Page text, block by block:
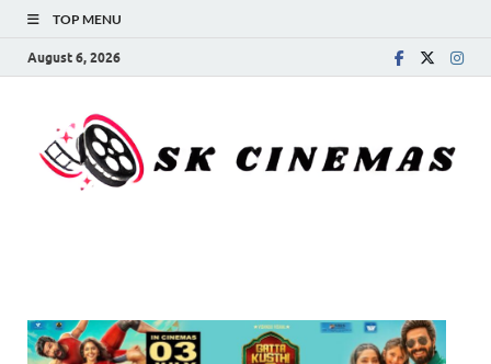
TOP MENU
August 6, 2026